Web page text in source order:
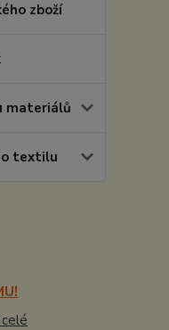
zboží
materiálů
textilu